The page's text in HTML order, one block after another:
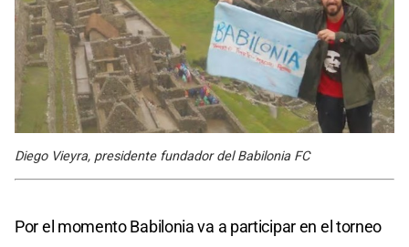
Diego Vieyra, presidente fundador del Babilonia FC
Por el momento Babilonia va a participar en el torneo